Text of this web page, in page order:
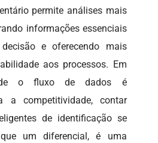
permite análises mais
informações essenciais
e oferecendo mais
aos processos. Em
o fluxo de dados é
a competitividade, contar
de identificação se
um diferencial, é uma